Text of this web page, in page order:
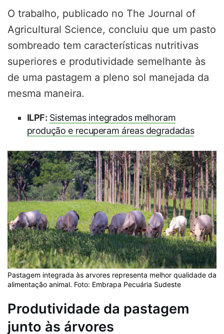
O trabalho, publicado no The Journal of
Agricultural Science, concluiu que um pasto
sombreado tem características nutritivas
superiores e produtividade semelhante às
de uma pastagem a pleno sol manejada da
mesma maneira.
ILPF: Sistemas integrados melhoram
produção e recuperam áreas degradadas
Pastagem integrada às arvores representa melhor qualidade da
alimentação animal. Foto: Embrapa Pecuária Sudeste
Produtividade da pastagem
junto às árvores